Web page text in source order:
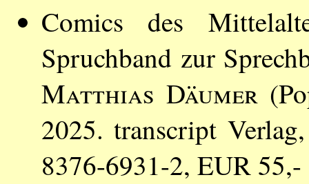
Comics des
Spruchband zur
Matthias Däumer
2025. transcript
8376-6931-2, EUR 55,-